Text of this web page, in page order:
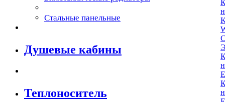
Стальные панельные
Душевые кабины
Теплоноситель